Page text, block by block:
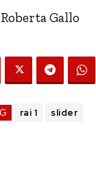
Gallo
rai 1 slider